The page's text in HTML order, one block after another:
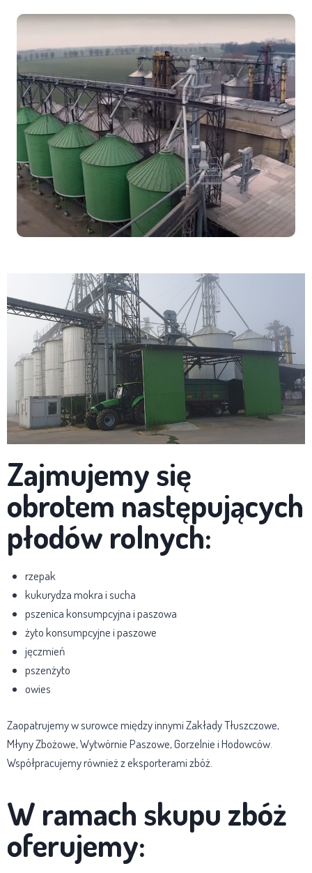
Zajmujemy się
obrotem następujących
płodów rolnych:
rzepak
kukurydza mokra i sucha
pszenica konsumpcyjna i paszowa
żyto konsumpcyjne i paszowe
jęczmień
pszenżyto
owies
Zaopatrujemy w surowce między innymi Zakłady Tłuszczowe,
Młyny Zbożowe, Wytwórnie Paszowe, Gorzelnie i Hodowców.
Współpracujemy również z eksporterami zbóż.
W ramach skupu zbóż
oferujemy: